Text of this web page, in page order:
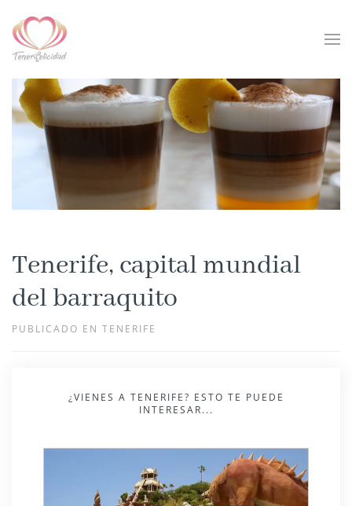
Skip to main content
Tenerife, capital mundial
del barraquito
PUBLICADO EN TENERIFE
¿VIENES A TENERIFE? ESTO TE PUEDE
INTERESAR...